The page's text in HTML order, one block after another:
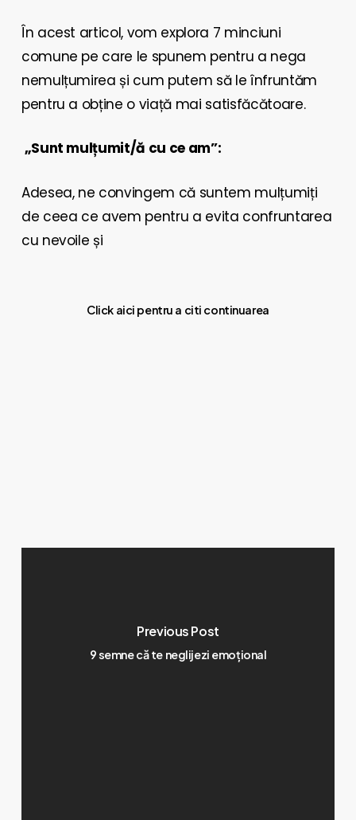
În acest articol, vom explora 7 minciuni
comune pe care le spunem pentru a nega
nemulțumirea și cum putem să le înfruntăm
pentru a obține o viață mai satisfăcătoare.
„Sunt mulțumit/ă cu ce am”:
Adesea, ne convingem că suntem mulțumiți
de ceea ce avem pentru a evita confruntarea
cu nevoile și
Click aici pentru a citi continuarea
Previous Post
9 semne că te neglijezi emoțional